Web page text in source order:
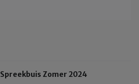
Spreekbuis Zomer 2024